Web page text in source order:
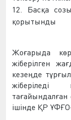
12. Басқа
қорытынды
Жоғарыда
жіберілген
кезеңде
тағайындалған
ішінде ҚР ҰФ